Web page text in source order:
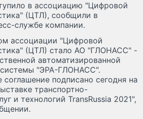
в ассоциацию "Цифровой
(ЦТЛ), сообщили в
службе компании.
ассоциации "Цифровой
(ЦТЛ) стало АО "ГЛОНАСС" -
автоматизированной
"ЭРА-ГЛОНАСС".
подписано сегодня на
транспортно-
и технологий TransRussia 2021",